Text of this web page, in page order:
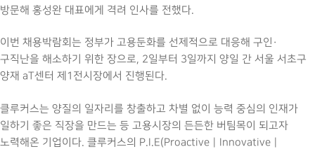
방문해 홍성완 대표에게 격려 인사를 전했다.
이번 채용박람회는 정부가 고용둔화를 선제적으로 대응해 구인·
구직난을 해소하기 위한 장으로, 2일부터 3일까지 양일 간 서울 서초구
양재 aT센터 제1전시장에서 진행된다.
클루커스는 양질의 일자리를 창출하고 차별 없이 능력 중심의 인재가
일하기 좋은 직장을 만드는 등 고용시장의 든든한 버팀목이 되고자
노력해온 기업이다. 클루커스의 P.I.E(Proactive｜Innovative｜